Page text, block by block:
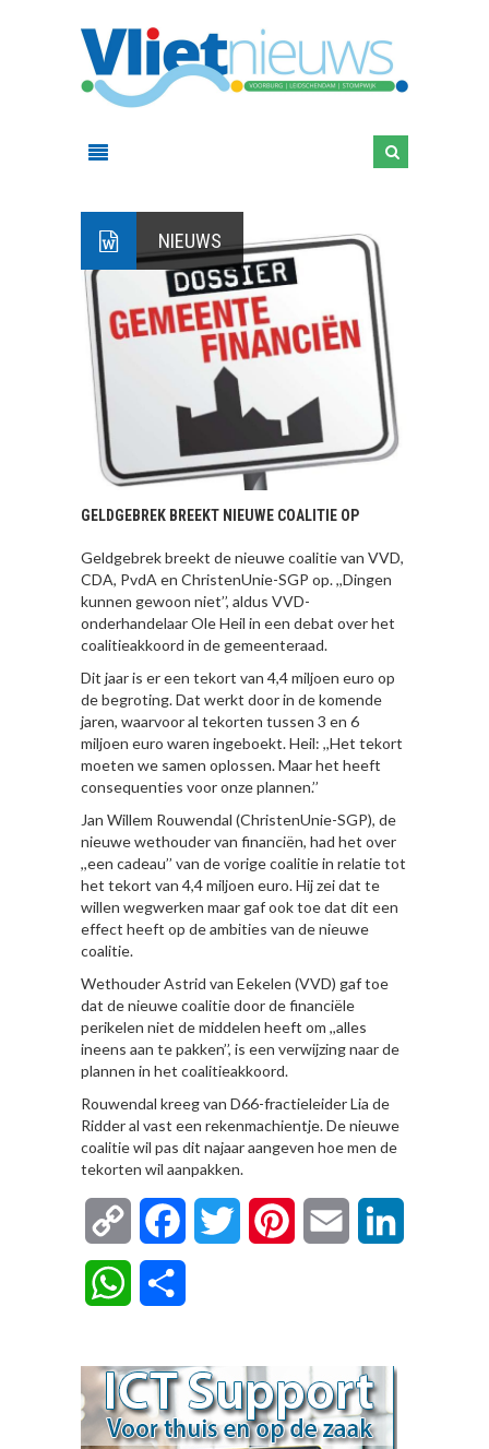
NIEUWS
GELDGEBREK BREEKT NIEUWE COALITIE OP
Geldgebrek breekt de nieuwe coalitie van VVD,
CDA, PvdA en ChristenUnie-SGP op. ,,Dingen
kunnen gewoon niet’’, aldus VVD-
onderhandelaar Ole Heil in een debat over het
coalitieakkoord in de gemeenteraad.
Dit jaar is er een tekort van 4,4 miljoen euro op
de begroting. Dat werkt door in de komende
jaren, waarvoor al tekorten tussen 3 en 6
miljoen euro waren ingeboekt. Heil: ,,Het tekort
moeten we samen oplossen. Maar het heeft
consequenties voor onze plannen.’’
Jan Willem Rouwendal (ChristenUnie-SGP), de
nieuwe wethouder van financiën, had het over
,,een cadeau’’ van de vorige coalitie in relatie tot
het tekort van 4,4 miljoen euro. Hij zei dat te
willen wegwerken maar gaf ook toe dat dit een
effect heeft op de ambities van de nieuwe
coalitie.
Wethouder Astrid van Eekelen (VVD) gaf toe
dat de nieuwe coalitie door de financiële
perikelen niet de middelen heeft om ,,alles
ineens aan te pakken’’, is een verwijzing naar de
plannen in het coalitieakkoord.
Rouwendal kreeg van D66-fractieleider Lia de
Ridder al vast een rekenmachientje. De nieuwe
coalitie wil pas dit najaar aangeven hoe men de
tekorten wil aanpakken.
Copy
Link
FacebookTwitter Pinterest Email
WhatsApp